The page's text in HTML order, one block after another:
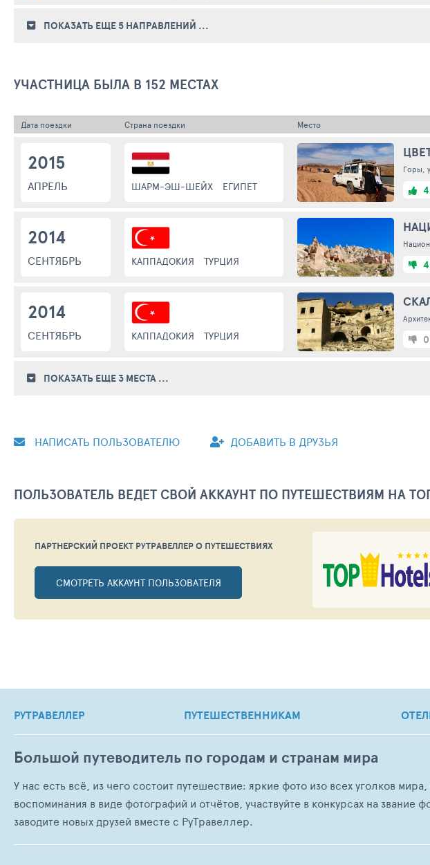
ПОКАЗАТЬ ЕЩЕ 5 НАПРАВЛЕНИЙ ...
УЧАСТНИЦА БЫЛА В 152 МЕСТАХ
Дата поездки Страна поездки Место
2015
АПРЕЛЬ ШАРМ-ЭШ-ШЕЙХ ЕГИПЕТ
Горы,
2014
СЕНТЯБРЬ КАППАДОКИЯ ТУРЦИЯ
2014
СЕНТЯБРЬ КАППАДОКИЯ ТУРЦИЯ 0
ПОКАЗАТЬ ЕЩЕ 3 МЕСТА ...
НАПИСАТЬ ПОЛЬЗОВАТЕЛЮ ДОБАВИТЬ В ДРУЗЬЯ
ПОЛЬЗОВАТЕЛЬ ВЕДЕТ СВОЙ АККАУНТ ПО ПУТЕШЕСТВИЯМ НА
ПАРТНЕРСКИЙ ПРОЕКТ РУТРАВЕЛЛЕРО ПУТЕШЕСТВИЯХ
СМОТРЕТЬ АККАУНТ ПОЛЬЗОВАТЕЛЯ
РУТРАВЕЛЛЕР ПУТЕШЕСТВЕННИКАМ
Большой путеводитель по городам и странам мира
У нас есть всё, из чего состоит путешествие: яркие фото изо всех уголков
воспоминания в виде фотографий и отчётов, участвуйте в конкурсах на
заводите новых друзей вместе с РуТравеллер.